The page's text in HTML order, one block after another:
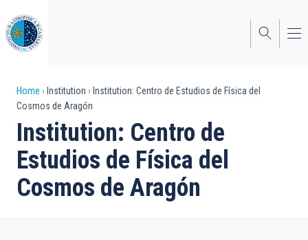
to
main
content
Breadcrumb
Home Institution
Institution: Centro de Estudios de Física del
Cosmos de Aragón
Institution: Centro de
Estudios de Física del
Cosmos de Aragón